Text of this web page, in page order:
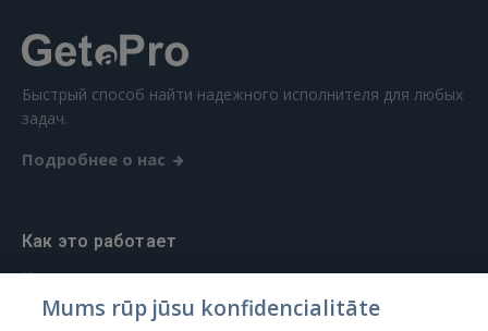
Быстрый способ найти надежного исполнителя для любых
задач.
Подробнее о нас
Как это работает
Как создать заказ
Условия использования
Mums rūp jūsu konfidencialitāte